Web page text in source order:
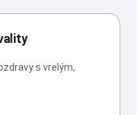
s vrelým,